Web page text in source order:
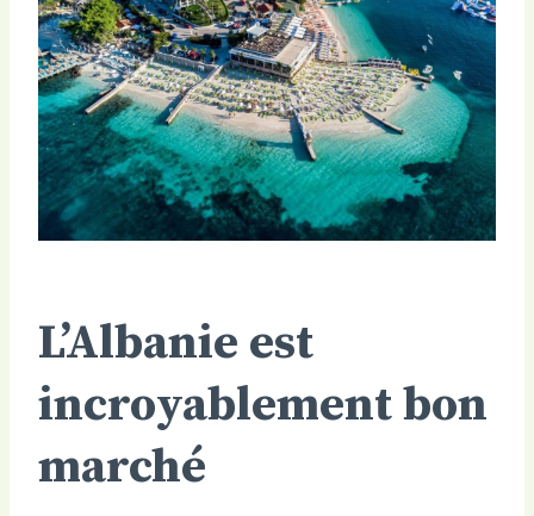
L’Albanie est
incroyablement bon
marché